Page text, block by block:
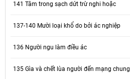
141 Tâm trong sạch dứt trừ nghi hoặc
137-140 Mười loại khổ do bởi ác nghiệp
136 Người ngu làm điều ác
135 Gìa và chết lùa người đến mạng chung